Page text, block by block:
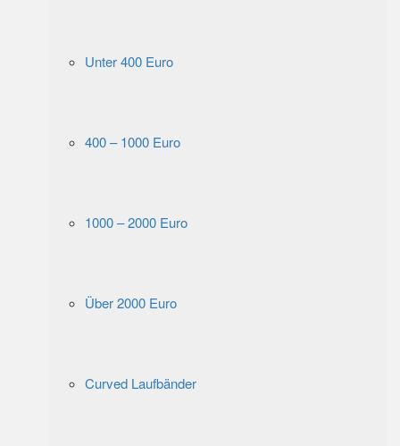
Unter 400 Euro
400 – 1000 Euro
1000 – 2000 Euro
Über 2000 Euro
Curved Laufbänder